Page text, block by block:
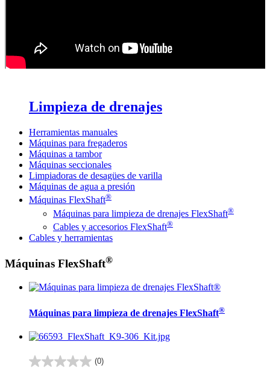
Limpieza de drenajes
Herramientas manuales
Máquinas para fregaderos
Máquinas a tambor
Máquinas seccionales
Limpiadoras de desagües de varilla
Máquinas de agua a presión
Máquinas FlexShaft®
Máquinas para limpieza de drenajes FlexShaft®
Cables y accesorios FlexShaft®
Cables y herramientas
Máquinas FlexShaft®
Máquinas para limpieza de drenajes FlexShaft®
(0)